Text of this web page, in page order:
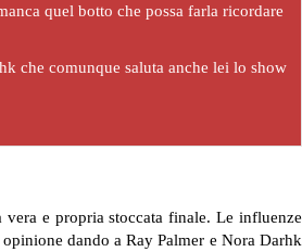
quel botto che possa farla ricordare
che comunque saluta anche lei lo show
e propria stoccata finale. Le influenze
dando a Ray Palmer e Nora Darhk